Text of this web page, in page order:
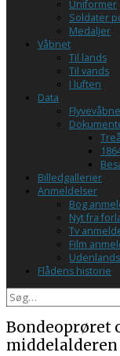
Uniformer
Soldater
Medaljer
Våbnet
Til lands
Til vands
I luften
Data
Billedgallerier
Anmeldelser
Bog
Nyt fra
Tv
Film
Flådens historie
Search
Bondeoprøret
middelalderen